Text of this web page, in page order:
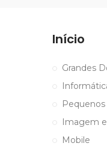
Início
Grandes
Imagem
Mobile